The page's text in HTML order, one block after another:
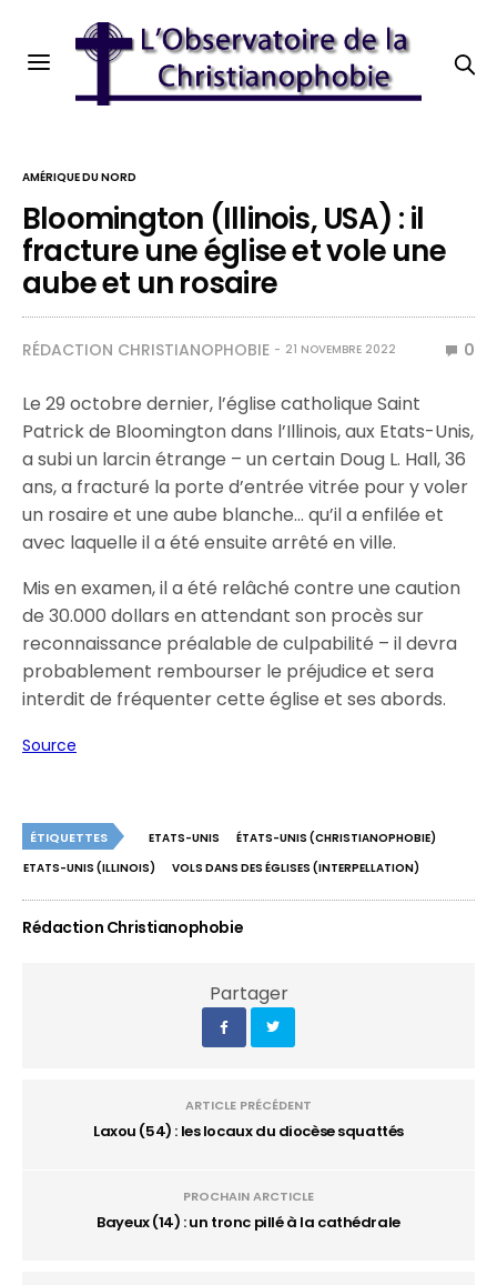
AMÉRIQUE DU NORD
Bloomington (Illinois, USA) : il
fracture une église et vole une
aube et un rosaire
RÉDACTION CHRISTIANOPHOBIE 21 NOVEMBRE 2022 0
Le 29 octobre dernier, l’église catholique Saint
Patrick de Bloomington dans l’Illinois, aux Etats-Unis,
a subi un larcin étrange – un certain Doug L. Hall, 36
ans, a fracturé la porte d’entrée vitrée pour y voler
un rosaire et une aube blanche… qu’il a enfilée et
avec laquelle il a été ensuite arrêté en ville.
Mis en examen, il a été relâché contre une caution
de 30.000 dollars en attendant son procès sur
reconnaissance préalable de culpabilité – il devra
probablement rembourser le préjudice et sera
interdit de fréquenter cette église et ses abords.
Source
ÉTIQUETTES ETATS-UNIS
ÉTATS-UNIS (CHRISTIANOPHOBIE)
ETATS-UNIS (ILLINOIS)
VOLS DANS DES ÉGLISES (INTERPELLATION)
Rédaction Christianophobie
Partager
ARTICLE PRÉCÉDENT
Laxou (54) : les locaux du diocèse squattés
PROCHAIN ARCTICLE
Bayeux (14) : un tronc pillé à la cathédrale